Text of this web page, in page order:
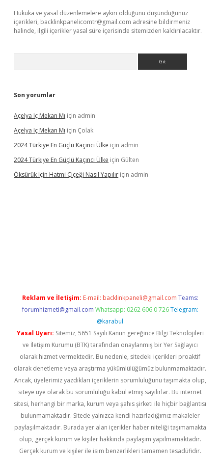
Hukuka ve yasal düzenlemelere aykırı olduğunu düşündüğünüz
içerikleri, backlinkpanelicomtr@gmail.com adresine bildirmeniz
halinde, ilgili içerikler yasal süre içerisinde sitemizden kaldırılacaktır.
Son yorumlar
Açelya Iç Mekan Mı için admin
Açelya Iç Mekan Mı için Çolak
2024 Türkiye En Güçlü Kaçıncı Ülke için admin
2024 Türkiye En Güçlü Kaçıncı Ülke için Gülten
Öksürük Için Hatmi Çiçeği Nasıl Yapılır için admin
Reklam ve İletişim: E-mail: backlinkpaneli@gmail.com Teams:
forumhizmeti@gmail.com Whatsapp: 0262 606 0 726 Telegram:
@karabul
Yasal Uyarı: Sitemiz, 5651 Sayılı Kanun gereğince Bilgi Teknolojileri
ve İletişim Kurumu (BTK) tarafından onaylanmış bir Yer Sağlayıcı
olarak hizmet vermektedir. Bu nedenle, sitedeki içerikleri proaktif
olarak denetleme veya araştırma yükümlülüğümüz bulunmamaktadır.
Ancak, üyelerimiz yazdıkları içeriklerin sorumluluğunu taşımakta olup,
siteye üye olarak bu sorumluluğu kabul etmiş sayılırlar. Bu internet
sitesi, herhangi bir marka, kurum veya şahıs şirketi ile hiçbir bağlantısı
bulunmamaktadır. Sitede yalnızca kendi hazırladığımız makaleler
paylaşılmaktadır. Burada yer alan içerikler haber niteliği taşımamakta
olup, gerçek kurum ve kişiler hakkında paylaşım yapılmamaktadır.
Gerçek kurum ve kişiler ile isim benzerlikleri tamamen tesadüfidir.